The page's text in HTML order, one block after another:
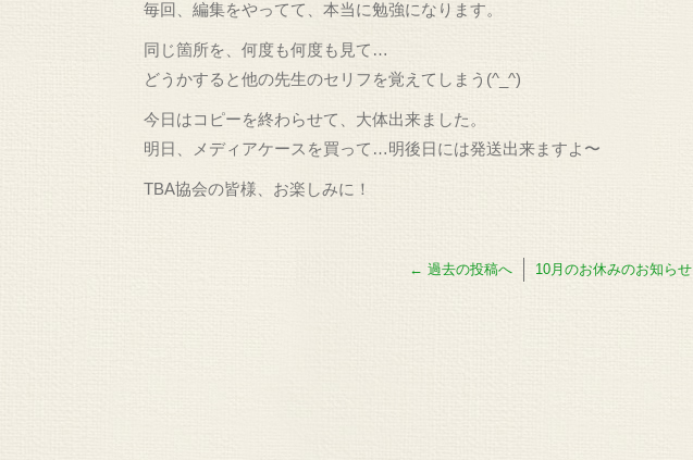
毎回、編集をやってて、本当に勉強になります。
同じ箇所を、何度も何度も見て…
どうかすると他の先生のセリフを覚えてしまう(^_^)
今日はコピーを終わらせて、大体出来ました。
明日、メディアケースを買って…明後日には発送出来ますよ〜
TBA協会の皆様、お楽しみに！
← 過去の投稿へ 10月のお休みのお知らせ